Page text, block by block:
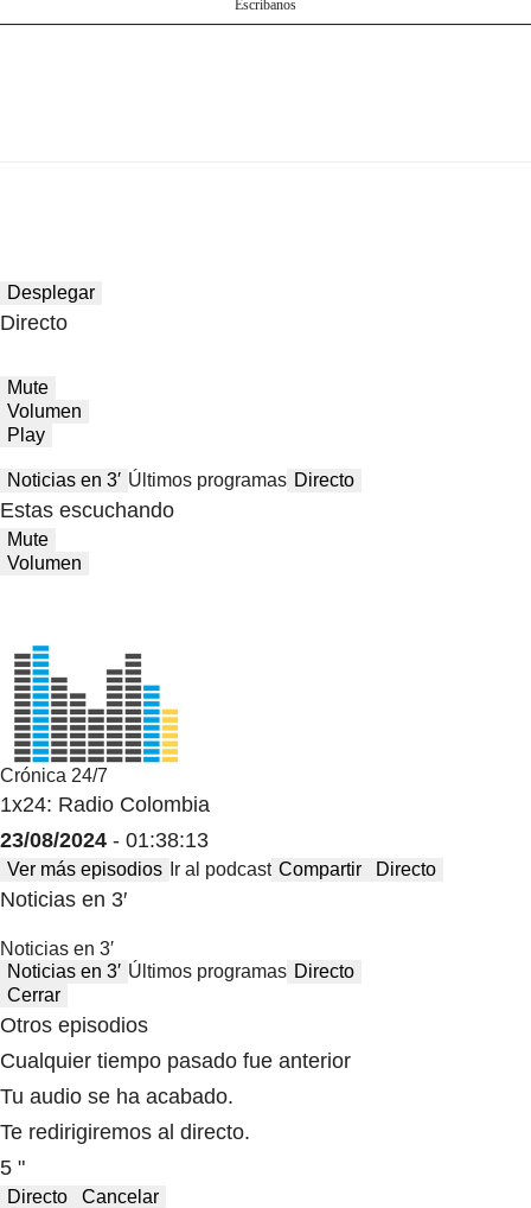
Escríbanos
Desplegar
Directo
Mute
Volumen
Play
Noticias en 3′ Últimos programas Directo
Estas escuchando
Mute
Volumen
Crónica 24/7
1x24: Radio Colombia
23/08/2024 - 01:38:13
Ver más episodios Ir al podcast Compartir Directo
Noticias en 3′
Noticias en 3′
Noticias en 3′ Últimos programas Directo
Cerrar
Otros episodios
Cualquier tiempo pasado fue anterior
Tu audio se ha acabado.
Te redirigiremos al directo.
5 "
Directo
Cancelar